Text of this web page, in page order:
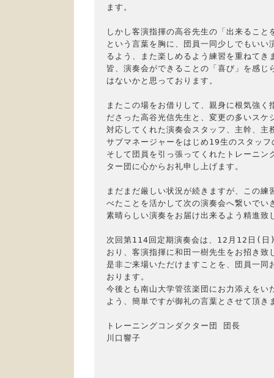
ます。
しかし客演指揮の高谷先生の「出来ること
という言葉を胸に、団員一同少しでもいい
るよう、また楽しめるよう練習を重ねてき
皆、演奏会ができることの「喜び」を感じ
はないかと思っております。
またこの場をお借りして、親身に根気強く
ださった高谷光信先生と、変更の多いスケ
対応してくれた演奏会スタッフ、主幹、主
サブマネージャーをはじめ19生のスタッフ
そして団員を引っ張ってくれたトレーニン
ター団に心からお礼申し上げます。
まだまだ厳しい状況が続きますが、この練
べたことを活かして次の演奏会へ繋いでい
素晴らしい演奏をお届け出来るよう精進致
次回第114回定期演奏会は、12月12日(日
おり、客演指揮に和田一樹先生をお招き致
是非ご来場いただけますことを、団員一同
おります。
今後とも南山大学管弦楽団にお力添えをい
よう、簡単ですが御礼の言葉とさせて頂き
トレーニングコンダクター団 団長
川口響子